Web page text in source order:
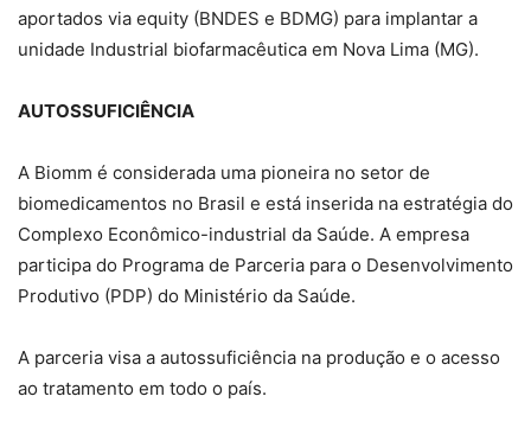
aportados via equity (BNDES e BDMG) para implantar a
unidade Industrial biofarmacêutica em Nova Lima (MG).
AUTOSSUFICIÊNCIA
A Biomm é considerada uma pioneira no setor de
biomedicamentos no Brasil e está inserida na estratégia do
Complexo Econômico-industrial da Saúde. A empresa
participa do Programa de Parceria para o Desenvolvimento
Produtivo (PDP) do Ministério da Saúde.
A parceria visa a autossuficiência na produção e o acesso
ao tratamento em todo o país.